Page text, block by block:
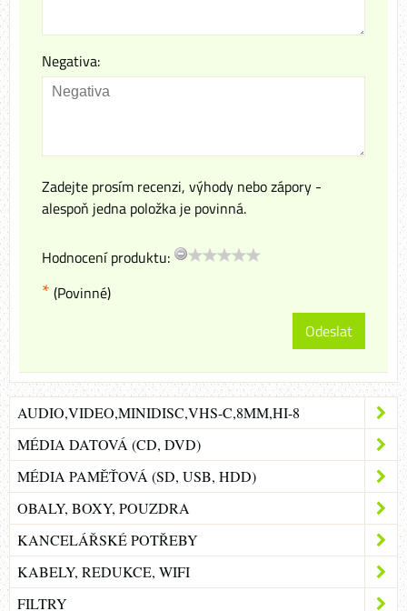
Negativa:
Zadejte prosím recenzi, výhody nebo zápory -
alespoň jedna položka je povinná.
Hodnocení produktu:
* (Povinné)
Odeslat
AUDIO,VIDEO,MINIDISC,VHS-C,8MM,HI-8
MÉDIA DATOVÁ (CD, DVD)
MÉDIA PAMĚŤOVÁ (SD, USB, HDD)
OBALY, BOXY, POUZDRA
KANCELÁŘSKÉ POTŘEBY
KABELY, REDUKCE, WIFI
FILTRY